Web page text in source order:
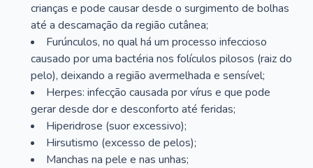
crianças e pode causar desde o surgimento de bolhas
até a descamação da região cutânea;
Furúnculos, no qual há um processo infeccioso
causado por uma bactéria nos folículos pilosos (raiz do
pelo), deixando a região avermelhada e sensível;
Herpes: infecção causada por vírus e que pode
gerar desde dor e desconforto até feridas;
Hiperidrose (suor excessivo);
Hirsutismo (excesso de pelos);
Manchas na pele e nas unhas;